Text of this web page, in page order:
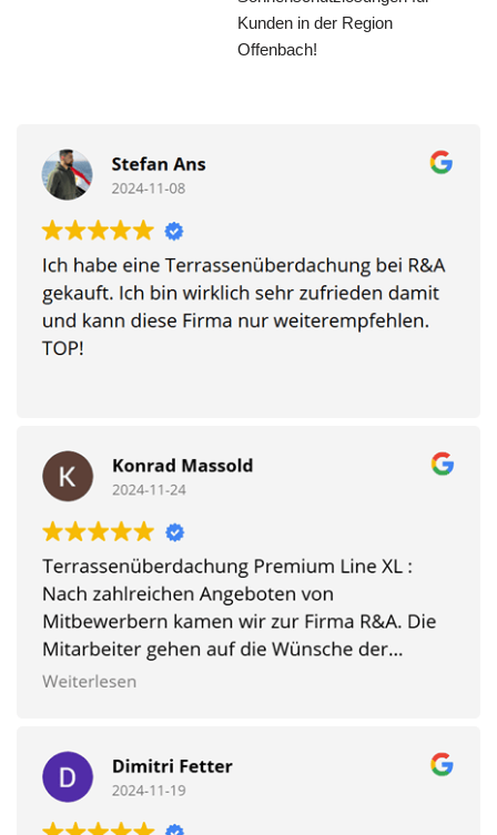
Kunden in der Region
Offenbach!